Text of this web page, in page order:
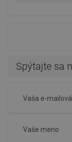
Spýtajte sa